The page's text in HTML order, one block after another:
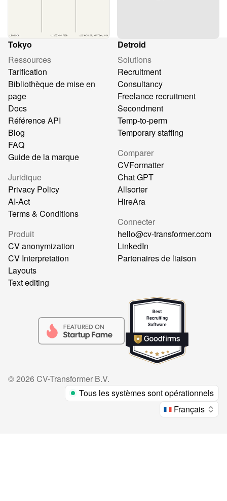
Tokyo
Detroid
Ressources
Tarification
Bibliothèque de mise en
page
Docs
Référence API
Blog
FAQ
Guide de la marque
Juridique
Privacy Policy
AI-Act
Terms & Conditions
Produit
CV anonymization
CV Interpretation
Layouts
Text editing
Solutions
Recruitment
Consultancy
Freelance recruitment
Secondment
Temp-to-perm
Temporary staffing
Comparer
CVFormatter
Chat GPT
Allsorter
HireAra
Connecter
hello@cv-transformer.com
LinkedIn
Partenaires de liaison
©2026 CV-Transformer B.V.
Tous les systèmes sont opérationnels
Français